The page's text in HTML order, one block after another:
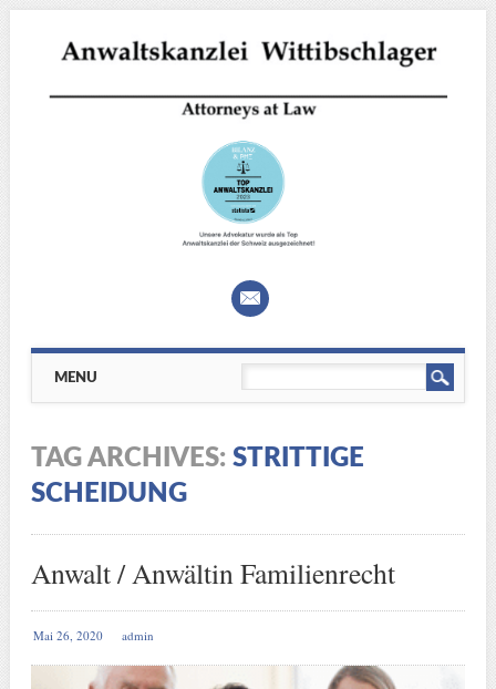
Main menu
MENU
TAG ARCHIVES: STRITTIGE
SCHEIDUNG
Anwalt / Anwältin Familienrecht
Mai 26, 2020 admin